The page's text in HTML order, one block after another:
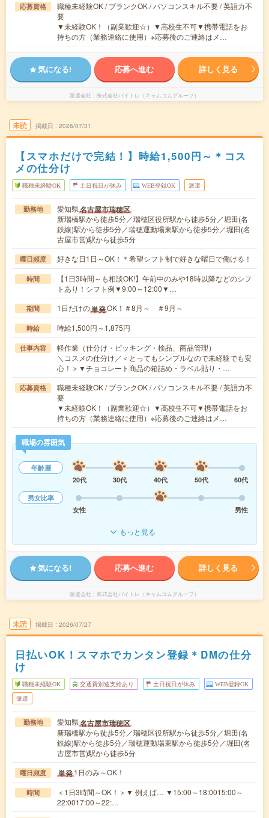
応募資格
職種未経験OK / ブランクOK / パソコンスキル不要 / 英語力不
要
▼未経験OK！（副業歓迎☆）▼高校生不可▼携帯電話をお
持ちの方（業務連絡に使用）※応募後のご連絡はメ…
気になる! 応募へ進む 詳しく見る
派遣会社 株式会社バイトレ（キャムコムグループ）
未読 掲載日 2026/07/31
【スマホだけで完結！】時給1,500円～＊コス
メの仕分け
職種未経験OK 土日祝日が休み WEB登録OK 派遣
勤務地 愛知県名古屋市瑞穂区
新瑞橋駅から徒歩5分／瑞穂区役所駅から徒歩5分／堀田(名
鉄線)駅から徒歩5分／瑞穂運動場東駅から徒歩5分／堀田(名
古屋市営)駅から徒歩5分
曜日頻度 好きな日1日～OK！＊希望シフト制で好きな曜日で働ける！
時間
【1日3時間～も相談OK!】午前中のみや18時以降などのシフ
トあり！シフト例▼9:00～12:00▼…
期間 1日だけの単発OK！＃8月～ ＃9月～
時給 時給1,500円～1,875円
仕事内容
軽作業（仕分け・ピッキング・検品、商品管理）
＼コスメの仕分け／＜とってもシンプルなので未経験でも安
心！＞▼チョコレート商品の箱詰め・ラベル貼り・…
応募資格
職種未経験OK / ブランクOK / パソコンスキル不要 / 英語力不
要
▼未経験OK！（副業歓迎☆）▼高校生不可▼携帯電話をお
持ちの方（業務連絡に使用）※応募後のご連絡はメ…
職場の雰囲気
年齢層
20代
30代 40代 50代
60代
男女比率
女性
男性
もっと見る
気になる! 応募へ進む 詳しく見る
派遣会社 株式会社バイトレ（キャムコムグループ）
未読 掲載日 2026/07/27
日払いOK！スマホでカンタン登録＊DMの仕分
け
職種未経験OK 交通費別途支給あり 土日祝日が休み WEB登録OK
派遣
勤務地 愛知県名古屋市瑞穂区
新瑞橋駅から徒歩5分／瑞穂区役所駅から徒歩5分／堀田(名
鉄線)駅から徒歩5分／瑞穂運動場東駅から徒歩5分／堀田(名
古屋市営)駅から徒歩5分
曜日頻度 単発1日のみ～OK！
時間
＜1日3時間～OK！＞▼ 例えば… ▼15:00～18:0015:00～
22:0017:00～22:…